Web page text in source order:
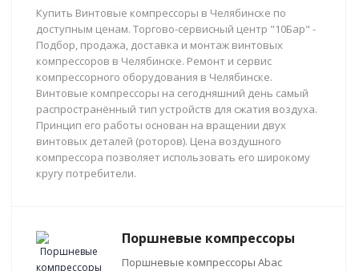
Купить Винтовые компрессоры в Челябинске по
доступным ценам. Торгово-сервисный центр "10Бар" -
Подбор, продажа, доставка и монтаж винтовых
компрессоров в Челябинске. Ремонт и сервис
компрессорного оборудования в Челябинске.
Винтовые компрессоры на сегодняшний день самый
распространённый тип устройств для сжатия воздуха.
Принцип его работы основан на вращении двух
винтовых деталей (роторов). Цена воздушного
компрессора позволяет использовать его широкому
кругу потребители.
Поршневые компрессоры
Поршневые компрессоры Abac